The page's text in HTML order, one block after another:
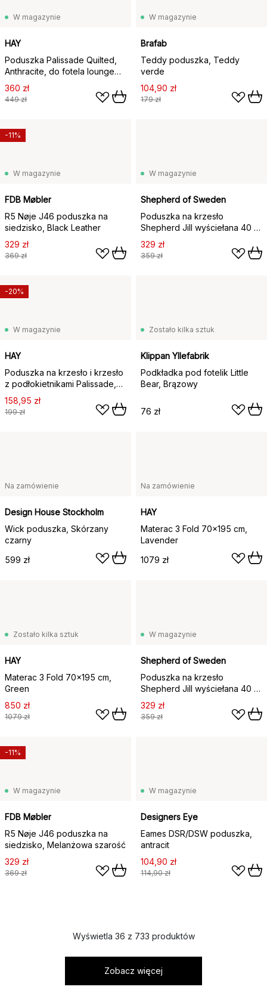
W magazynie
HAY
Poduszka Palissade Quilted,
Anthracite, do fotela lounge
low
360 zł
449 zł
W magazynie
Brafab
Teddy poduszka, Teddy
verde
104,90 zł
179 zł
W magazynie
FDB Møbler
R5 Nøje J46 poduszka na
siedzisko, Black Leather
329 zł
369 zł
-11%
W magazynie
Shepherd of Sweden
Poduszka na krzesło
Shepherd Jill wyściełana 40 x
40 cm, creme
329 zł
359 zł
W magazynie
HAY
Poduszka na krzesło i krzesło
z podłokietnikami Palissade,
Cream white
158,95 zł
199 zł
-20%
Zostało kilka sztuk
Klippan Yllefabrik
Podkładka pod fotelik Little
Bear, Brązowy
76 zł
Na zamówienie
Design House Stockholm
Wick poduszka, Skórzany
czarny
599 zł
Na zamówienie
HAY
Materac 3 Fold 70x195 cm,
Lavender
1079 zł
Zostało kilka sztuk
HAY
Materac 3 Fold 70x195 cm,
Green
850 zł
1079 zł
W magazynie
Shepherd of Sweden
Poduszka na krzesło
Shepherd Jill wyściełana 40 x
40 cm, czarny grafit
329 zł
359 zł
W magazynie
FDB Møbler
R5 Nøje J46 poduszka na
siedzisko, Melanżowa szarość
329 zł
369 zł
-11%
W magazynie
Designers Eye
Eames DSR/DSW poduszka,
antracit
104,90 zł
114,90 zł
Wyświetla 36 z 733 produktów
Zobacz więcej